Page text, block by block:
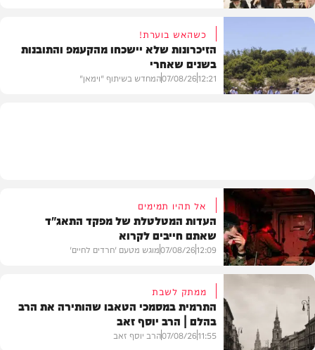
חרדים
כשהאש בוערת!
הזיכרונות שלא יישכחו מהקעמפ והתובנות
בשנים שאחרי
12:21
07/08/26המחדש בשיתוף "וימאן"
דעות
אל תהיו תמימים
העדות המטלטלת של מפקד התאג"ד
שאתם חייבים לקרוא
12:09
07/08/26מוגש מטעם 'חרדים לחיים'
ממתק לשבת
התרמית במסמכי הטאבו שהותירה את הרב
בהלם | הרב יוסף זאב
11:55
07/08/26הרב יוסף זאב